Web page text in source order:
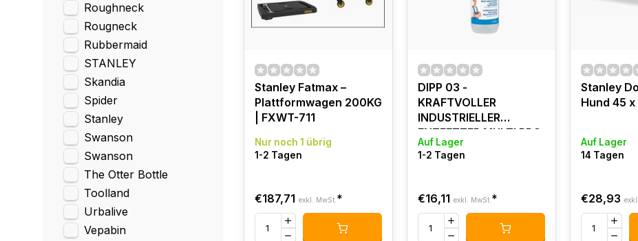
Roughneck
Rougneck
Rubbermaid
STANLEY
Skandia
Spider
Stanley
Swanson
Swanson
The Otter Bottle
Toolland
Urbalive
Vepabin
Stanley Fatmax –
Plattformwagen 200KG
| FXWT-711
Nur noch 1 übrig
1-2 Tagen
€187,71 exkl. MwSt. *
DIPP 03 -
KRAFTVOLLER
INDUSTRIELLER
ENTFETTER MULTI PRO
1L SPRAY
Auf Lager
1-2 Tagen
€16,11 exkl. MwSt. *
Stanley
Hund 45
Auf Lager
14 Tagen
€28,93